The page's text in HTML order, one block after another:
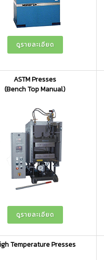
ดูรายละเอียด
ASTM Presses
(Bench Top Manual)
ดูรายละเอียด
Temperature Presses